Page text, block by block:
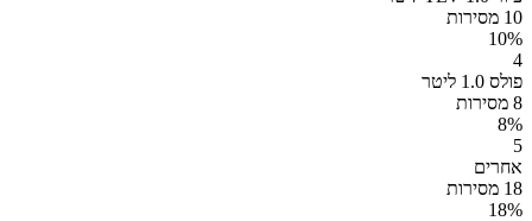
10 מסירות
10%
4
פולס 1.0 ליטר
8 מסירות
8%
5
אחרים
18 מסירות
18%